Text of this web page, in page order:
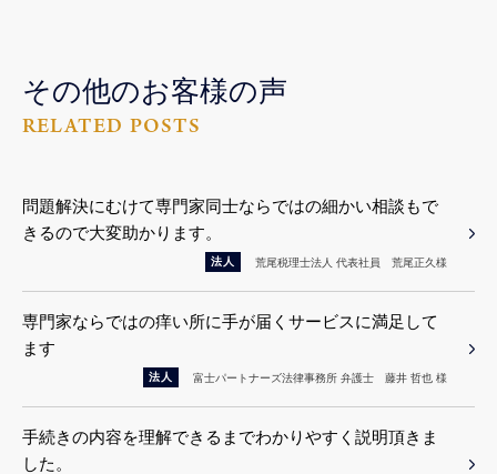
その他のお客様の声
RELATED POSTS
問題解決にむけて専門家同士ならではの細かい相談もで
きるので大変助かります。
法人 荒尾税理士法人 代表社員 荒尾正久様
専門家ならではの痒い所に手が届くサービスに満足して
ます
法人 富士パートナーズ法律事務所 弁護士 藤井 哲也 様
手続きの内容を理解できるまでわかりやすく説明頂きま
した。